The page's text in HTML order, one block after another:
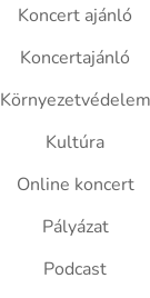
Koncert ajánló
Koncertajánló
Környezetvédelem
Kultúra
Online koncert
Pályázat
Podcast